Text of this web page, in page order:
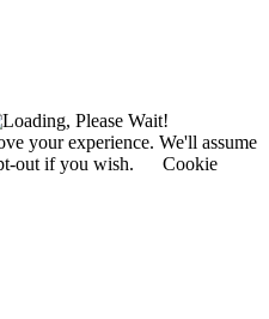
your experience. We'll assume
out if you wish.
Cookie